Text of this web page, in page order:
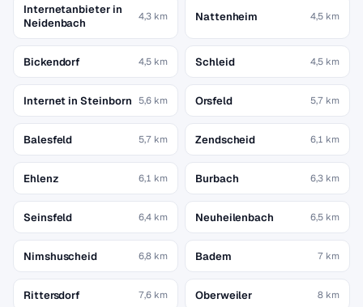
Internetanbieter in
Neidenbach
4,3 km Nattenheim 4,5 km
Bickendorf 4,5 km Schleid 4,5 km
Internet in Steinborn 5,6 km Orsfeld 5,7 km
Balesfeld 5,7 km Zendscheid 6,1 km
Ehlenz 6,1 km Burbach 6,3 km
Seinsfeld 6,4 km Neuheilenbach 6,5 km
Nimshuscheid 6,8 km Badem 7 km
Rittersdorf 7,6 km Oberweiler 8 km